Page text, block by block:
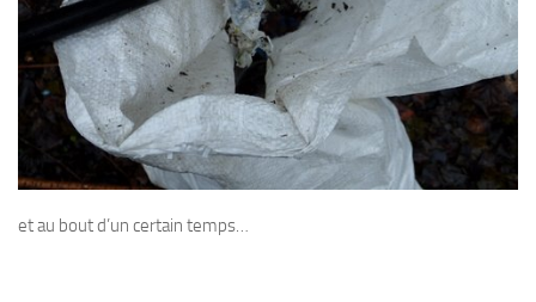
et au bout d’un certain temps…